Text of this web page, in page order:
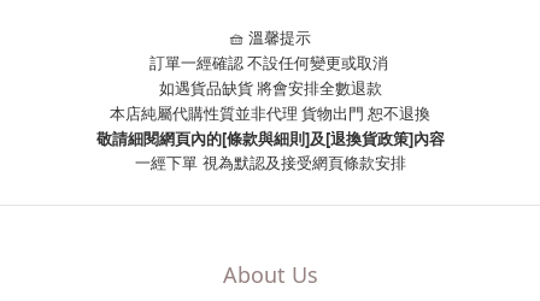
🧺 溫馨提示
訂單一經確認 不設任何變更或取消
如遇貨品缺貨 將會安排全數退款
本店純屬代購性質並非代理 貨物出門 恕不退換
敬請細閱網頁內的[條款與細則]及[退換貨政策]內容
一經下單 視為默認及接受網頁條款安排
About Us